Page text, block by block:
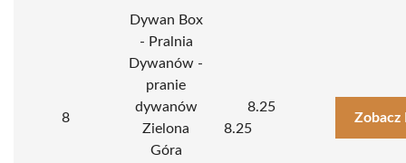
8
Dywan Box
- Pralnia
Dywanów -
pranie
dywanów
Zielona
Góra
8.25
8.25
Zobacz